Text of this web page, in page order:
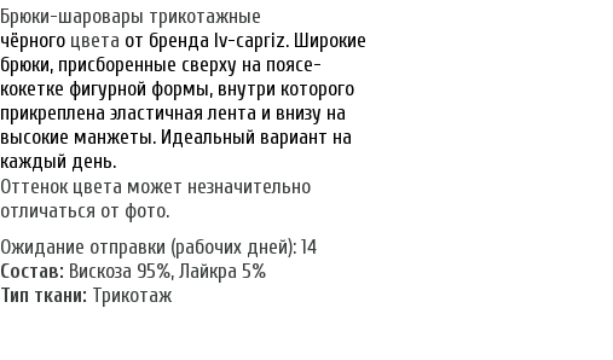
Брюки-шаровары трикотажные
чёрного цвета от бренда Iv-capriz. Широкие
брюки, присборенные сверху на поясе-
кокетке фигурной формы, внутри которого
прикреплена эластичная лента и внизу на
высокие манжеты. Идеальный вариант на
каждый день.
Оттенок цвета может незначительно
отличаться от фото.
Ожидание отправки (рабочих дней): 14
Состав: Вискоза 95%, Лайкра 5%
Тип ткани: Трикотаж